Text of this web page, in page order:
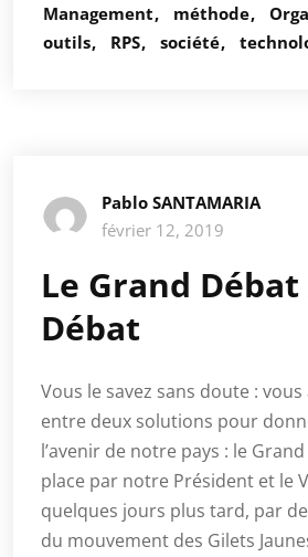
Management
méthode
outils
RPS société
Pablo SANTAMARIA
février 12, 2019
Le Grand
Débat
Vous le savez sans doute :
entre deux solutions pour
l’avenir de notre pays : le
place par notre Président et le
quelques jours plus tard, par
du mouvement des Gilets